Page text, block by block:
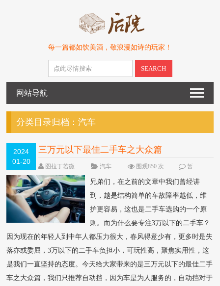
每一篇都如饮美酒，敬浪漫如诗的玩家！
SEARCH
网站导航
分类目录归档：汽车
2024
01-20
三万元以下最佳二手车之大众篇
图拉丁若微 汽车 围观850 次
暂
无
兄弟们，在之前的文章中我们曾经讲
到，越是结构简单的车故障率越低，维
护更容易，这也是二手车选购的一个原
则。而为什么要专注3万以下的二手车？
因为现在的年轻人到中年人都压力很大，春风得意少有，更多时是失
落亦或委屈，3万以下的二手车负担小，可玩性高，聚焦实用性，这
是我们一直坚持的态度。今天给大家带来的是三万元以下的最佳二手
车之大众篇，我们只推荐自动挡，因为车是为人服务的，自动挡对于